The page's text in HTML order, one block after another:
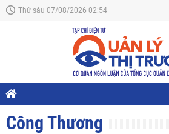
Thứ sáu 07/08/2026 02:54
Công Thương